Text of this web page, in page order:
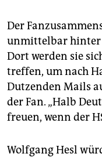
Der
unmittelbar hinter
Dort werden sie
treffen, um nach
Dutzenden Mails
der Fan. „Halb
freuen, wenn der
Wolfgang Hesl